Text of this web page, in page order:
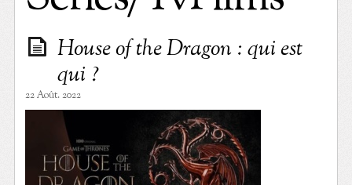
House of the Dragon : qui est
qui ?
22 Août. 2022